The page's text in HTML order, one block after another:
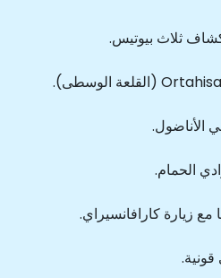
ثلاث بيوتيس.
الأناضول.
الحمام.
مع زيارة كارافانسيراي.
قونية.